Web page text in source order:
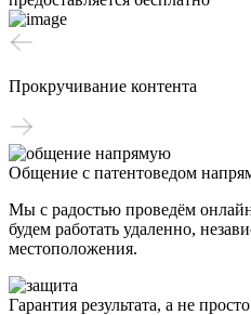
Прокручивание контента
Общение с патентоведом
Мы с радостью проведём
будем работать удаленно,
местоположения.
Гарантия результата, а не